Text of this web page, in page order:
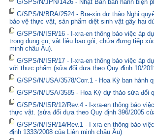
G/SPS/N/JPN/1426 - Nhật Bản ban hành biện
G/SPS/N/BRA/2524 - Bra-xin dự thảo Nghị
bảo vệ thực vật, sản phẩm diệt sinh vật gây hại
G/SPS/N/ISR/16 - I-xra-en thông báo việc áp
trong dụng cụ, vật liệu bao gói, chứa đựng tiếp
minh châu Âu).
G/SPS/N/ISR/17 - I-xra-en thông báo việc áp
với thực phẩm (sửa đổi dựa theo Quy định 10/
G/SPS/N/USA/3578/Corr.1 - Hoa Kỳ ban
G/SPS/N/USA/3585 - Hoa Kỳ dự thảo sửa đổi
G/SPS/N/ISR/12/Rev.4 - I-xra-en thông báo
thực vật. (sửa đổi dựa theo Quy định 396/2005
G/SPS/N/ISR/14/Rev.1 - I-xra-en thông báo
định 1333/2008 của Liên minh châu Âu)